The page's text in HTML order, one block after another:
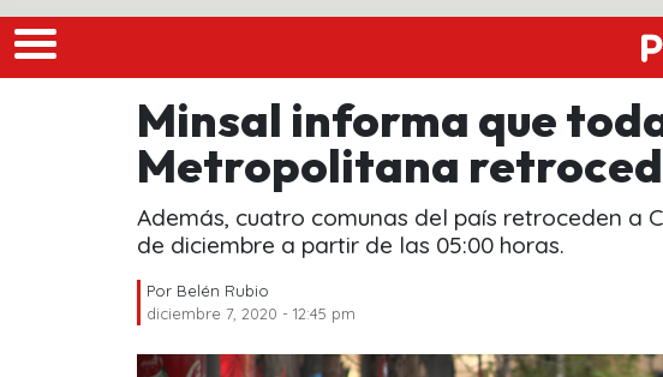
Minsal informa que
Metropolitana
Además, cuatro comunas del país retroceden a
de diciembre a partir de las 05:00 horas.
Por Belén Rubio
diciembre 7, 2020 - 12:45 pm